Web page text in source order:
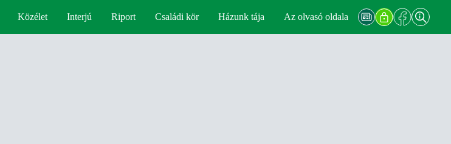
Közélet Interjú Riport Családi kör Házunk tája Az olvasó oldala